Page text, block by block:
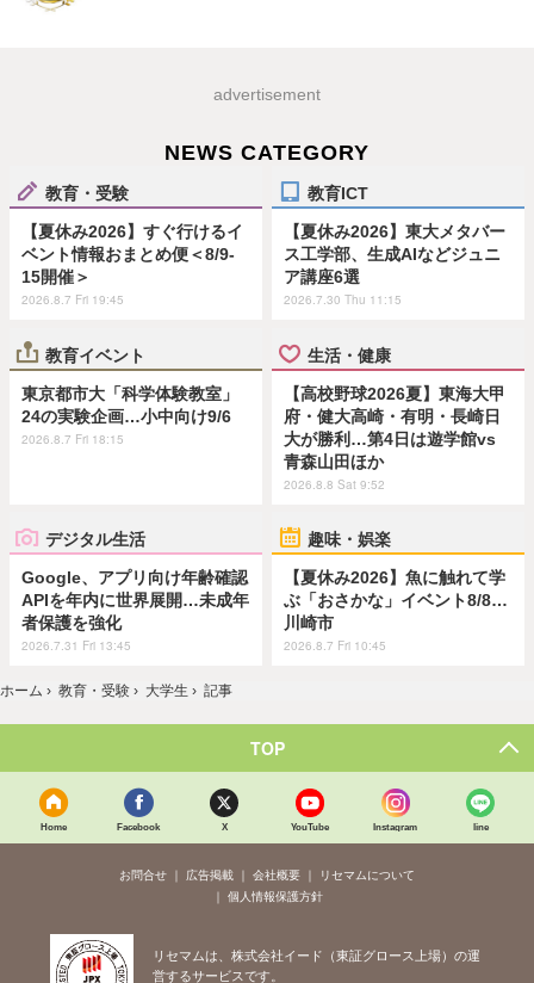
advertisement
NEWS CATEGORY
教育・受験
【夏休み2026】すぐ行けるイ
ベント情報おまとめ便＜8/9-
15開催＞
2026.8.7 Fri 19:45
教育ICT
【夏休み2026】東大メタバー
ス工学部、生成AIなどジュニ
ア講座6選
2026.7.30 Thu 11:15
教育イベント
東京都市大「科学体験教室」
24の実験企画…小中向け9/6
2026.8.7 Fri 18:15
生活・健康
【高校野球2026夏】東海大甲
府・健大高崎・有明・長崎日
大が勝利…第4日は遊学館vs
青森山田ほか
2026.8.8 Sat 9:52
デジタル生活
Google、アプリ向け年齢確認
APIを年内に世界展開…未成年
者保護を強化
2026.7.31 Fri 13:45
趣味・娯楽
【夏休み2026】魚に触れて学
ぶ「おさかな」イベント8/8…
川崎市
2026.8.7 Fri 10:45
ホーム › 教育・受験 › 大学生 › 記事
TOP
Home Facebook X YouTube Instagram line
お問合せ 広告掲載 会社概要
リセマムについて
個人情報保護方針
リセマムは、株式会社イード（東証グロース上場）の運
営するサービスです。